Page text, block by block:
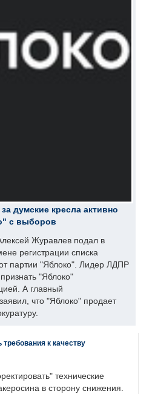
думские кресла активно
с выборов
Журавлев подал в
регистрации списка
партии "Яблоко". Лидер ЛДПР
"Яблоко"
А главный
что "Яблоко" продает
к качеству
технические
в сторону снижения.